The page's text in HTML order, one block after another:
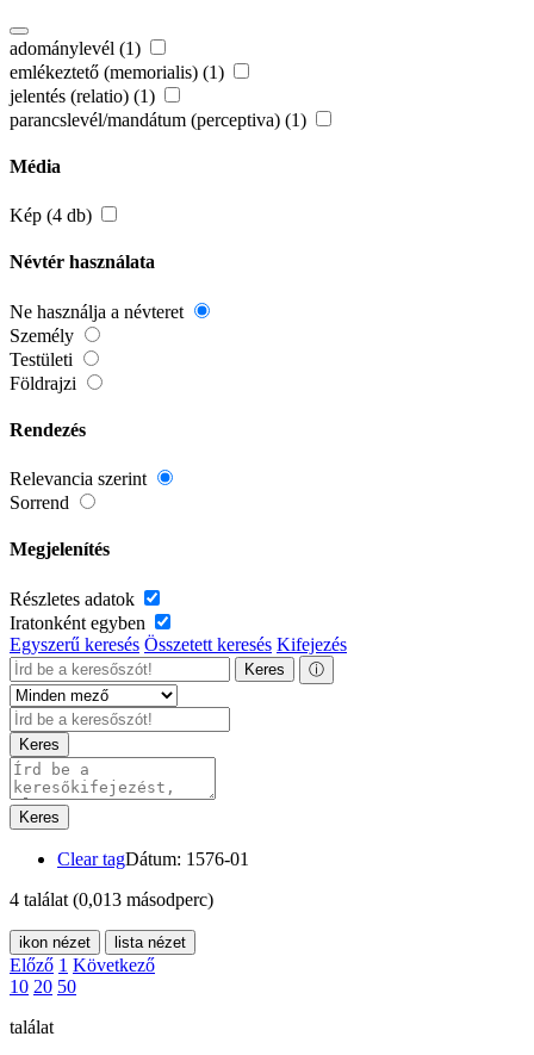
adománylevél (1)
emlékeztető (memorialis) (1)
jelentés (relatio) (1)
parancslevél/mandátum (perceptiva) (1)
Média
Kép (4 db)
Névtér használata
Ne használja a névteret
Személy
Testületi
Földrajzi
Rendezés
Relevancia szerint
Sorrend
Megjelenítés
Részletes adatok
Iratonként egyben
Egyszerű keresés Összetett keresés Kifejezés
Keres ⓘ
Keres
Keres
Clear tagDátum: 1576-01
4 találat (0,013 másodperc)
ikon nézet lista nézet
Előző 1 Következő
10 20 50
találat